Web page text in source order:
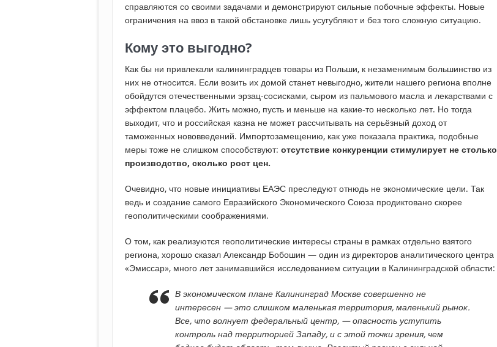
справляются со своими задачами и демонстрируют сильные побочные эффекты. Новые
ограничения на ввоз в такой обстановке лишь усугубляют и без того сложную ситуацию.
Кому это выгодно?
Как бы ни привлекали калининградцев товары из Польши, к незаменимым большинство из
них не относится. Если возить их домой станет невыгодно, жители нашего региона вполне
обойдутся отечественными эрзац-сосисками, сыром из пальмового масла и лекарствами с
эффектом плацебо. Жить можно, пусть и меньше на какие-то несколько лет. Но тогда
выходит, что и российская казна не может рассчитывать на серьёзный доход от
таможенных нововведений. Импортозамещению, как уже показала практика, подобные
меры тоже не слишком способствуют: отсутствие конкуренции стимулирует не столько
производство, сколько рост цен.
Очевидно, что новые инициативы ЕАЭС преследуют отнюдь не экономические цели. Так
ведь и создание самого Евразийского Экономического Союза продиктовано скорее
геополитическими соображениями.
О том, как реализуются геополитические интересы страны в рамках отдельно взятого
региона, хорошо сказал Александр Бобошин — один из директоров аналитического центра
«Эмиссар», много лет занимавшийся исследованием ситуации в Калининградской области:
В экономическом плане Калининград Москве совершенно не
интересен — это слишком маленькая территория, маленький рынок.
Все, что волнует федеральный центр, — опасность уступить
контроль над территорией Западу, и с этой точки зрения, чем